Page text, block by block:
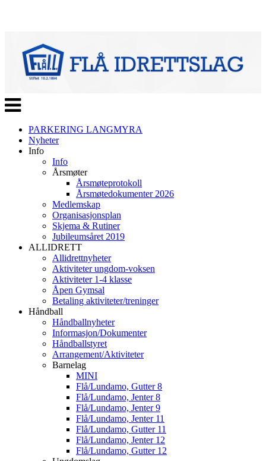
Veksle
navigasjon
PARKERING LANGMYRA
Nyheter
Info
Info
Årsmøter
Årsmøteprotokoll
Årsmøtedokumenter 2026
Medlemskap
Organisasjonsplan
Skjema & Rutiner
Jubileumsåret 2019
ALLIDRETT
Allidrettnyheter
Aktiviteter ungdom-voksen
Aktiviteter 1-4 klasse
Åpen Gymsal
Betaling aktiviteter/treninger
Håndball
Håndballnyheter
Informasjon/Dokumenter
Håndballstyret
Arrangement/Aktiviteter
Barnelag
MINI
Flå/Lundamo, Gutter 8
Flå/Lundamo, Jenter 8
Flå/Lundamo, Jenter 9
Flå/Lundamo, Jenter 11
Flå/Lundamo, Gutter 11
Flå/Lundamo, Jenter 12
Flå/Lundamo, Gutter 12